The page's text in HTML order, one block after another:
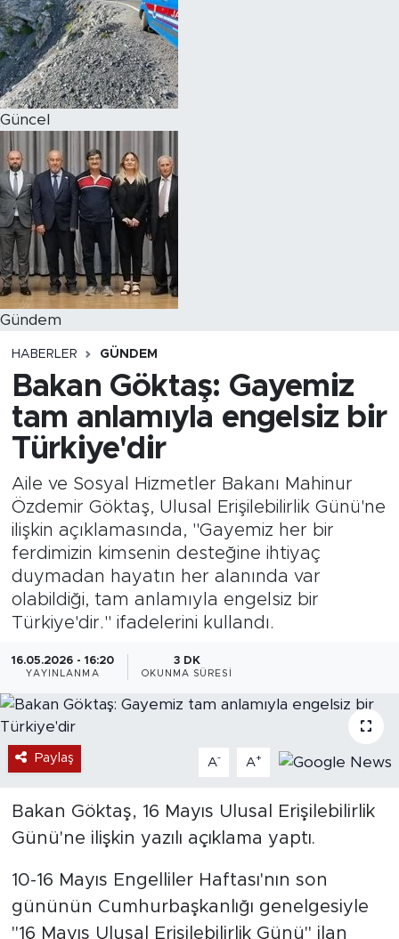
Güncel
Gündem
HABERLER GÜNDEM
Bakan Göktaş: Gayemiz
tam anlamıyla engelsiz bir
Türkiye'dir
Aile ve Sosyal Hizmetler Bakanı Mahinur
Özdemir Göktaş, Ulusal Erişilebilirlik Günü'ne
ilişkin açıklamasında, "Gayemiz her bir
ferdimizin kimsenin desteğine ihtiyaç
duymadan hayatın her alanında var
olabildiği, tam anlamıyla engelsiz bir
Türkiye'dir." ifadelerini kullandı.
16.05.2026 - 16:20
YAYINLANMA
3 DK
OKUNMA SÜRESI
Paylaş A- A+
Bakan Göktaş, 16 Mayıs Ulusal Erişilebilirlik
Günü'ne ilişkin yazılı açıklama yaptı.
10-16 Mayıs Engelliler Haftası'nın son
gününün Cumhurbaşkanlığı genelgesiyle
"16 Mayıs Ulusal Erişilebilirlik Günü" ilan
Magazin
Özel Haber
Politika
Resmi İlanlar
Sağlık
Spor
Turizm